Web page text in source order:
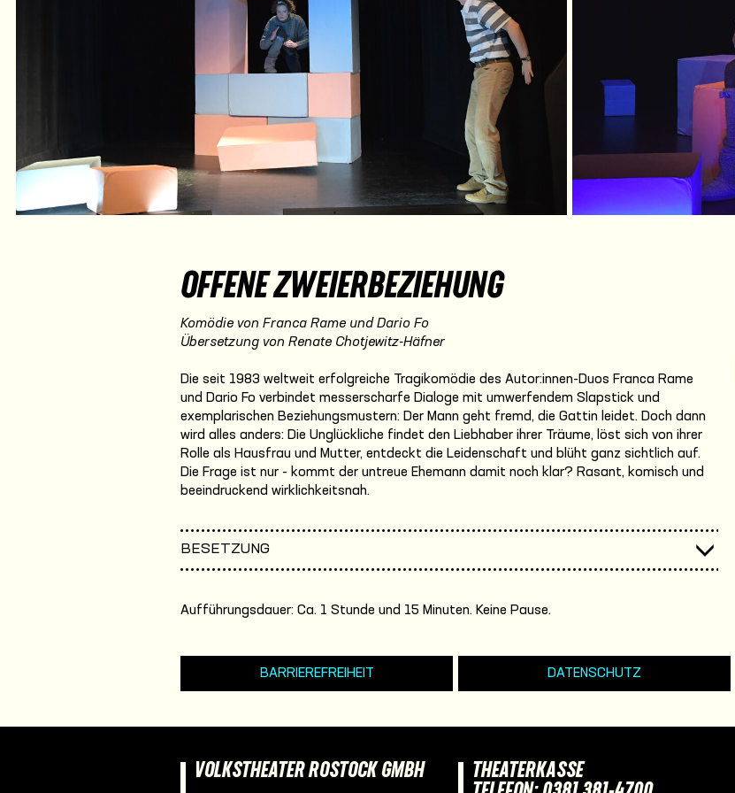
OFFENE ZWEIERBEZIEHUNG
Komödie von Franca Rame und Dario Fo
Übersetzung von Renate Chotjewitz-Häfner
Die seit 1983 weltweit erfolgreiche Tragikomödie des Autor:innen-Duos Franca Rame
und Dario Fo verbindet messerscharfe Dialoge mit umwerfendem Slapstick und
exemplarischen Beziehungsmustern: Der Mann geht fremd, die Gattin leidet. Doch dann
wird alles anders: Die Unglückliche findet den Liebhaber ihrer Träume, löst sich von ihrer
Rolle als Hausfrau und Mutter, entdeckt die Leidenschaft und blüht ganz sichtlich auf.
Die Frage ist nur - kommt der untreue Ehemann damit noch klar? Rasant, komisch und
beeindruckend wirklichkeitsnah.
BESETZUNG
Aufführungsdauer: Ca. 1 Stunde und 15 Minuten. Keine Pause.
BARRIEREFREIHEIT DATENSCHUTZ
VOLKSTHEATER ROSTOCK GMBH
THEATERKASSE